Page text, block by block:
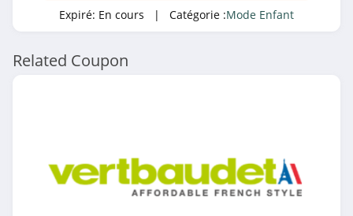
Expiré: En cours | Catégorie :Mode Enfant
Related Coupon